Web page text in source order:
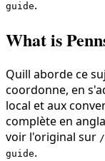
guide.
What is
Quill aborde ce
coordonne, en
local et aux
complète en
voir l'original sur
guide.